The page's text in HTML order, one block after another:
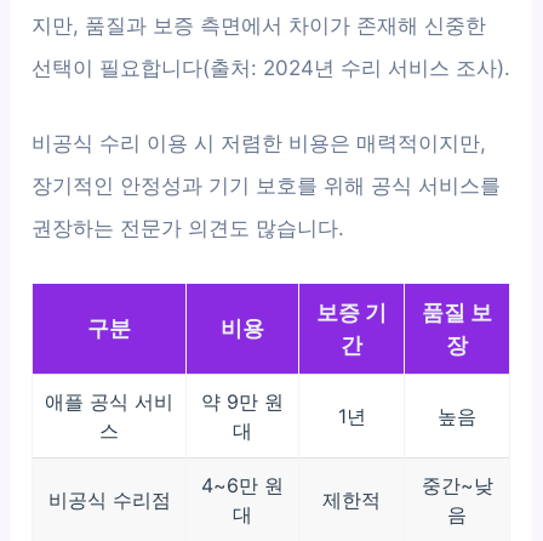
지만, 품질과 보증 측면에서 차이가 존재해 신중한
선택이 필요합니다(출처: 2024년 수리 서비스 조사).
비공식 수리 이용 시 저렴한 비용은 매력적이지만,
장기적인 안정성과 기기 보호를 위해 공식 서비스를
권장하는 전문가 의견도 많습니다.
구분 비용
보증 기
간
품질 보
장
애플 공식 서비
스
약 9만 원
대
1년 높음
비공식 수리점
4~6만 원
대
제한적
중간~낮
음